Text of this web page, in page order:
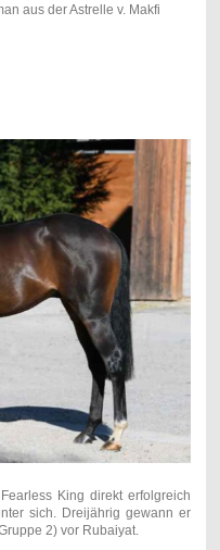
aus der Astrelle v. Makfi
King direkt erfolgreich
sich. Dreijährig gewann er
2) vor Rubaiyat.